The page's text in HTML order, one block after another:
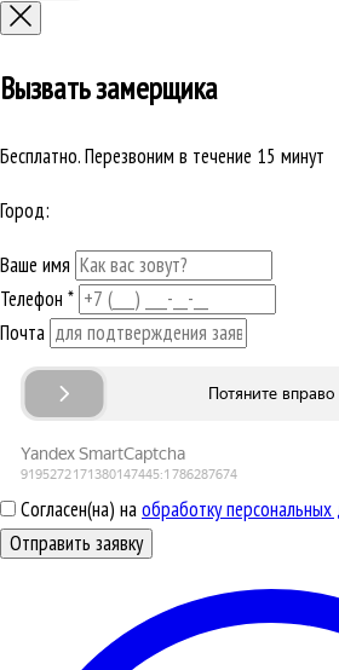
Вызвать замерщика
Бесплатно. Перезвоним в течение 15 минут
Город:
Ваше имя
Телефон *
Почта
Согласен(на) наобработку
Отправить заявку